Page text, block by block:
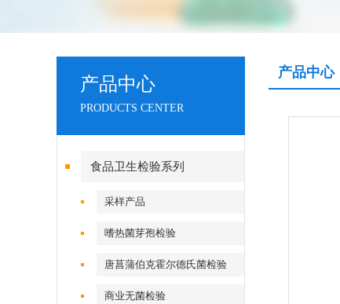
产品中心
PRODUCTS CENTER
食品卫生检验系列
采样产品
嗜热菌芽孢检验
唐菖蒲伯克霍尔德氏菌检验
商业无菌检验
产品中心